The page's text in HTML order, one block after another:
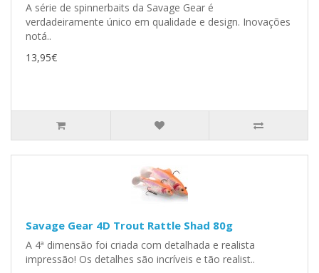
A série de spinnerbaits da Savage Gear é
verdadeiramente único em qualidade e design. Inovações
notá..
13,95€
Savage Gear 4D Trout Rattle Shad 80g
A 4ª dimensão foi criada com detalhada e realista
impressão! Os detalhes são incríveis e tão realist..